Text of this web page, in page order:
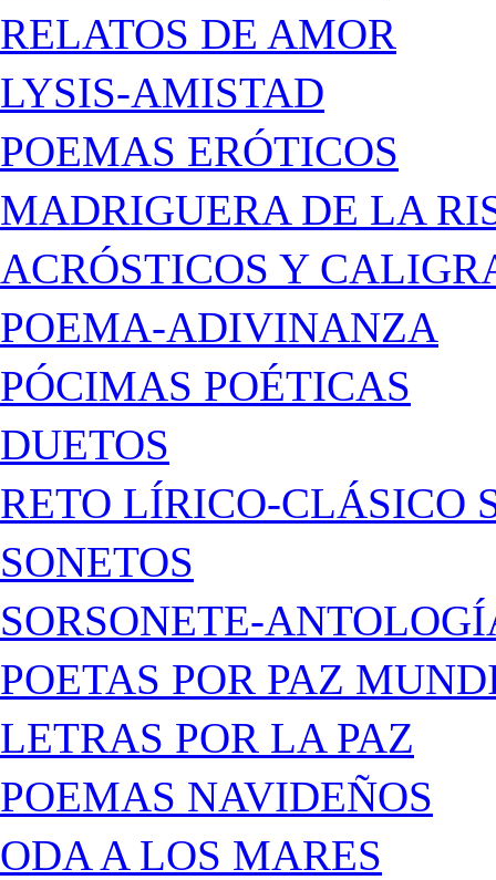
RELATOS DE AMOR
LYSIS-AMISTAD
POEMAS ERÓTICOS
MADRIGUERA DE LA
ACRÓSTICOS Y
POEMA-ADIVINANZA
PÓCIMAS POÉTICAS
DUETOS
RETO LÍRICO-CLÁSICO
SONETOS
SORSONETE-
POETAS POR PAZ
LETRAS POR LA PAZ
POEMAS NAVIDEÑOS
ODA A LOS MARES